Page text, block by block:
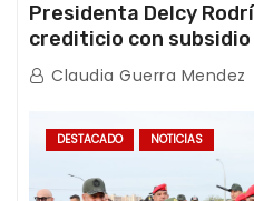
Presidenta Delcy
crediticio con
con Juntas de
Claudia Guerra Mendez
DESTACADO NOTICIAS